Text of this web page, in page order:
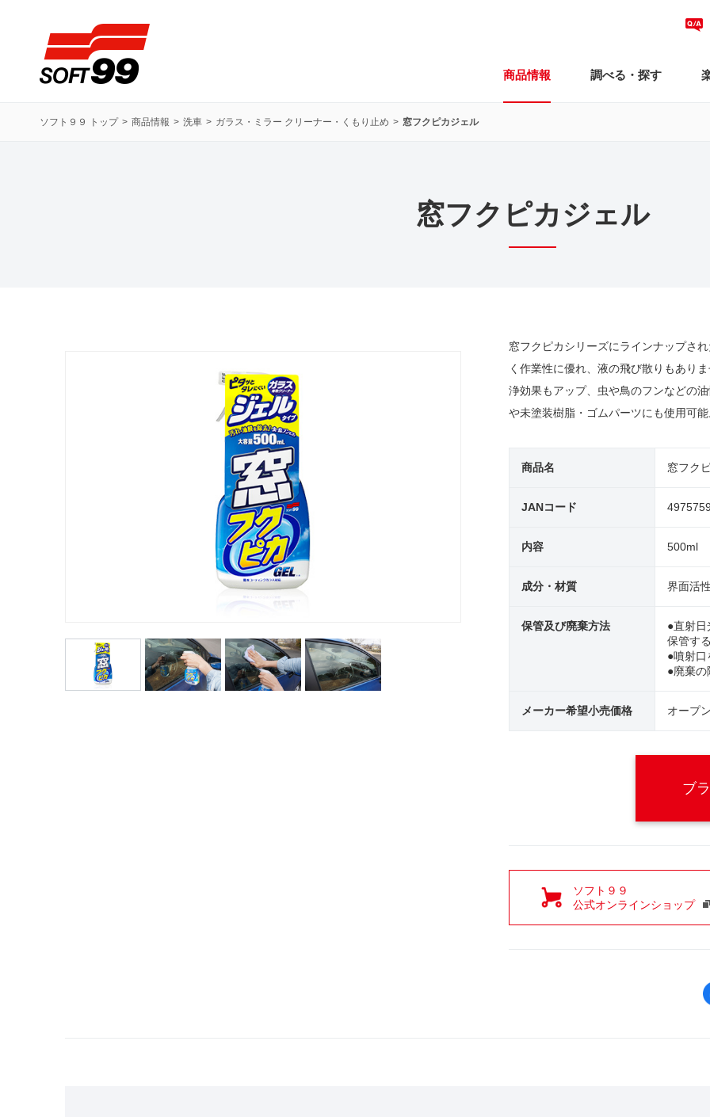
商品情報 調べる・探す
ソフト９９ トップ 商品情報 洗車 ガラス・ミラー クリーナー・くもり止め 窓フクピカジェル
窓フクピカジェル
窓フクピカシリーズにラインナップさ
く作業性に優れ、液の飛び散りもあり
浄効果もアップ、虫や鳥のフンなどの
や未塗装樹脂・ゴムパーツにも使用可能
商品名 窓フク
JANコード
内容 500ml
成分・材質 界面活
保管及び廃棄方法
●直射
保管する
●噴射口
●廃棄の
メーカー希望小売価格 オープン
ブ
ソフト９９
公式オンラインショップ